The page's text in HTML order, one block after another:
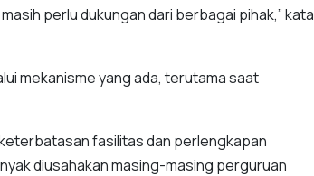
perlu dukungan dari berbagai pihak,” kata
mekanisme yang ada, terutama saat
fasilitas dan perlengkapan
diusahakan masing-masing perguruan